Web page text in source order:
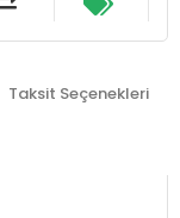
Taksit Seçenekleri